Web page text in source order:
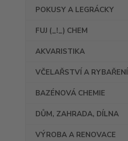
POKUSY A LEGRÁCKY
FUJ (_!_) CHEM
AKVARISTIKA
VČELAŘSTVÍ A RYBAŘENÍ
BAZÉNOVÁ CHEMIE
DŮM, ZAHRADA, DÍLNA
VÝROBA A RENOVACE